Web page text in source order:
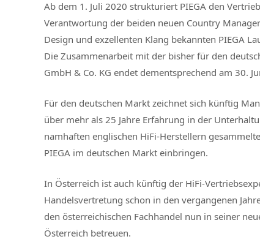
Ab dem 1. Juli 2020 strukturiert PIEGA den
Verantwortung der beiden neuen Country
Design und exzellenten Klang bekannten PIEGA
Die Zusammenarbeit mit der bisher für den
GmbH & Co. KG endet dementsprechend am 30.
Für den deutschen Markt zeichnet sich künftig
über mehr als 25 Jahre Erfahrung in der
namhaften englischen HiFi-Herstellern
PIEGA im deutschen Markt einbringen.
In Österreich ist auch künftig der HiFi-
Handelsvertretung schon in den vergangenen
den österreichischen Fachhandel nun in seiner
Österreich betreuen.